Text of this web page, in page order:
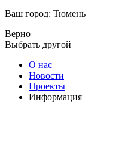
Ваш город: Тюмень
Верно
Выбрать другой
О нас
Новости
Проекты
Информация